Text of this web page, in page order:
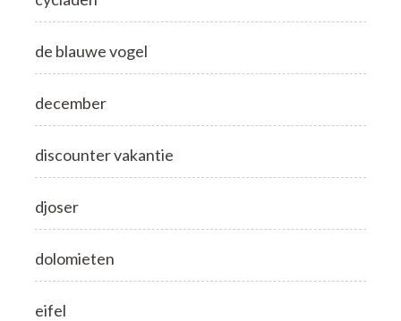
de blauwe vogel
december
discounter vakantie
djoser
dolomieten
eifel